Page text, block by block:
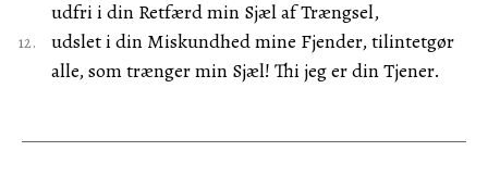
udfri i din Retfærd min Sjæl af Trængsel,
udslet i din Miskundhed mine Fjender, tilintetgør
alle, som trænger min Sjæl! Thi jeg er din Tjener.